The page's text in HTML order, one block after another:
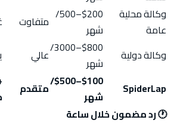
وكالة محلية
عامة
$200–500/
شهر
متفاوت
وكالة دولية
$800–3000/
شهر
عالي
SpiderLap
$100–$500/
شهر
متقدم
🕐 رد مضمون خلال ساعة